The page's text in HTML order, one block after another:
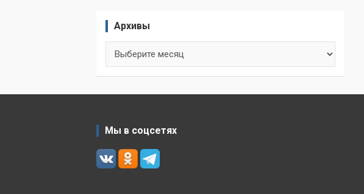
Архивы
Мы в соцсетях